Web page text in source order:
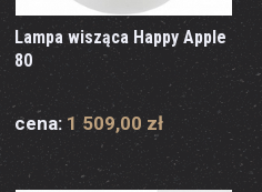
Lampa wisząca Happy Apple
80
cena: 1 509,00 zł